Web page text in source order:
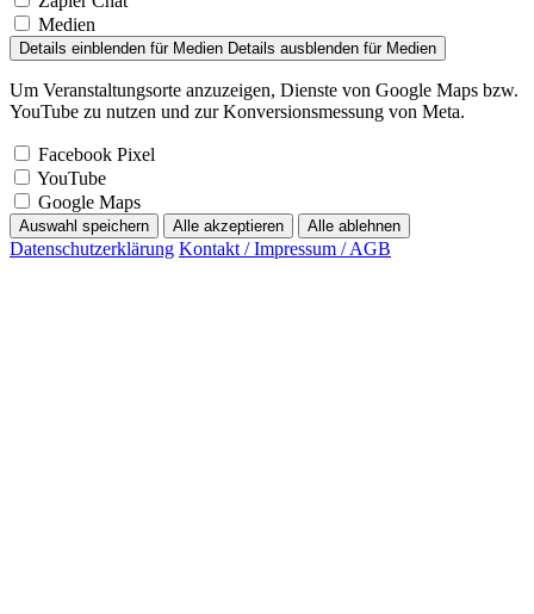
Medien
Details einblenden für Medien Details ausblenden für Medien
Um Veranstaltungsorte anzuzeigen, Dienste von Google Maps bzw.
YouTube zu nutzen und zur Konversionsmessung von Meta.
Facebook Pixel
YouTube
Google Maps
Auswahl speichern Alle akzeptieren Alle ablehnen
Datenschutzerklärung Kontakt / Impressum / AGB